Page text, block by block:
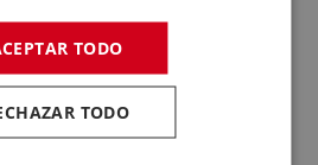
TODO
TODO